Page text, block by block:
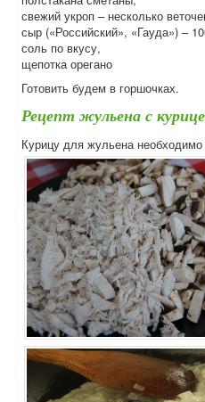
свежий укроп – несколько
сыр («Российский», «Гауда») –
соль по вкусу,
щепотка орегано
Готовить будем в горшочках.
Рецепт жульена с
Курицу для жульена необходимо